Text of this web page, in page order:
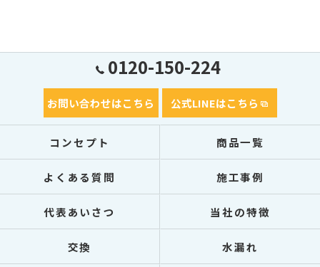
0120-150-224
お問い合わせはこちら 公式LINEはこちら
コンセプト 商品一覧
よくある質問 施工事例
代表あいさつ 当社の特徴
交換 水漏れ